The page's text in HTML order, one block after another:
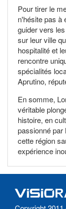
Pour tirer le
n'hésite pas à
guider vers
sur leur ville
hospitalité et
rencontre
spécialités
Aprutino,
En somme,
véritable
histoire, en
passionné par
cette région
expérience